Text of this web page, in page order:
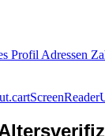
Profil Adressen